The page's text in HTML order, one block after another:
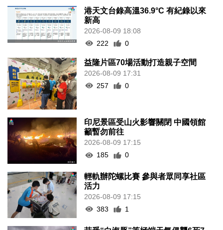
港天文台錄高溫36.9°C 有紀錄以來
新高
2026-08-09 18:08
222
0
益隆片區70場活動打造親子空間
2026-08-09 17:31
257
0
印尼景區受山火影響關閉 中國領館
籲暫勿前往
2026-08-09 17:15
185
0
輕軌辦陀螺比賽 參與者眾同享社區
活力
2026-08-09 17:15
383
1